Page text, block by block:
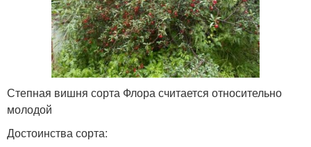
Степная вишня сорта Флора считается относительно
молодой
Достоинства сорта: